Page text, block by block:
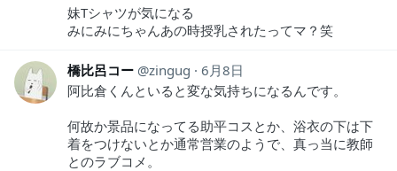
妹Tシャツが気になる
みにみにちゃんあの時授乳されたってマ？笑
橋比呂コー zingug
6月8日
阿比倉くんといると変な気持ちになるんです。
何故か景品になってる助平コスとか、浴衣の下は下
着をつけないとか通常営業のようで、真っ当に教師
とのラブコメ。